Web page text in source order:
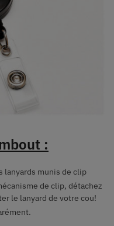
:
lanyards munis de clip
de clip, détachez
le lanyard de votre cou!